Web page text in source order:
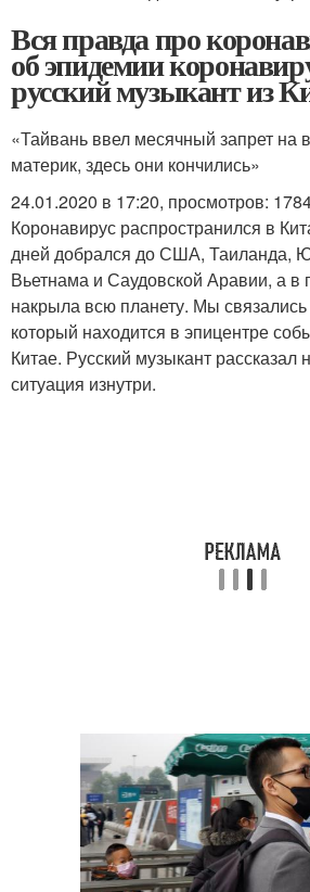
Вся правда про
об эпидемии
русский музыкант из
«Тайвань ввел месячный запрет на
материк, здесь они кончились»
24.01.2020 в 17:20, просмотров:
Коронавирус распространился в
дней добрался до США, Таиланда,
Вьетнама и Саудовской Аравии, а в
накрыла всю планету. Мы связались
который находится в эпицентре
Китае. Русский музыкант рассказал
ситуация изнутри.